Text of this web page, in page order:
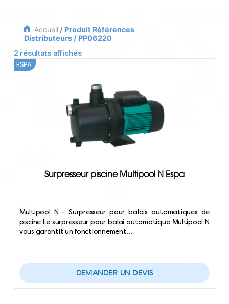
Accueil/ Produit Références
Distributeurs / PP06220
2 résultats affichés
Surpresseur piscine Multipool N Espa
ESPA
Multipool N - Surpresseur pour balais automatiques de
piscine Le surpresseur pour balai automatique Multipool N
vous garantit un fonctionnement…
DEMANDER UN DEVIS